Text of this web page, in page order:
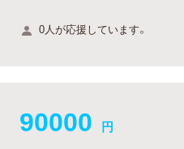
0人が応援しています。
90000 円